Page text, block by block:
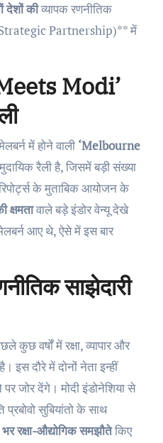
देशों कीव्यापक रणनीतिक
Partnership)** में
Modi’
में होने वाली ‘Melbourne
रैली है, जिसमें बड़ी संख्या
के मुताबिक आयोजन के
क्षमतावाले बड़े इंडोर वेन्यू देखे
आए थे, ऐसे में इस बार
साझेदारी
कुछ वर्षों में रक्षा, व्यापार और
इस दौरे में दोनों नेता इन्हीं
जोर देंगे। मोदी इंडोनेशिया से
प्रबोवो सुबियांतो के साथ
रक्षा-औद्योगिक समझौतेकिए